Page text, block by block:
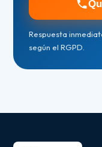
Respuesta
según el RGPD.